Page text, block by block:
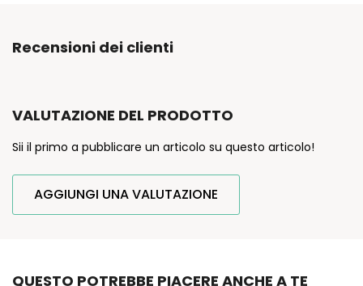
Recensioni dei clienti
VALUTAZIONE DEL PRODOTTO
Sii il primo a pubblicare un articolo su questo articolo!
AGGIUNGI UNA VALUTAZIONE
QUESTO POTREBBE PIACERE ANCHE A TE